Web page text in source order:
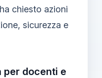
chiesto azioni
sicurezza e
per docenti e